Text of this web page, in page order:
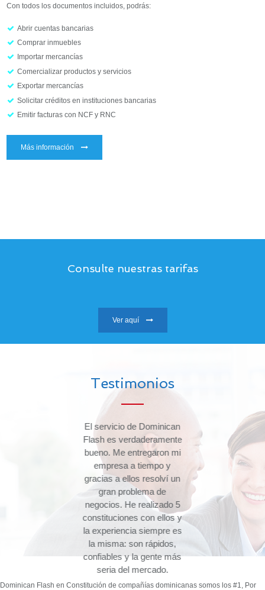
Con todos los documentos incluidos, podrás:
Abrir cuentas bancarias
Comprar inmuebles
Importar mercancías
Comercializar productos y servicios
Exportar mercancías
Solicitar créditos en instituciones bancarias
Emitir facturas con NCF y RNC
Más información
Consulte nuestras tarifas
Ver aquí
Testimonios
El servicio de Dominican
Flash es verdaderamente
bueno. Me entregaron mi
empresa a tiempo y
gracias a ellos resolví un
gran problema de
negocios. He realizado 5
constituciones con ellos y
la experiencia siempre es
la misma: son rápidos,
confiables y la gente más
seria del mercado.
Dominican Flash en Constitución de compañías dominicanas somos los #1, Por